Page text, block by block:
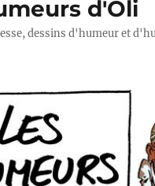
d'Oli
dessins d'humeur et